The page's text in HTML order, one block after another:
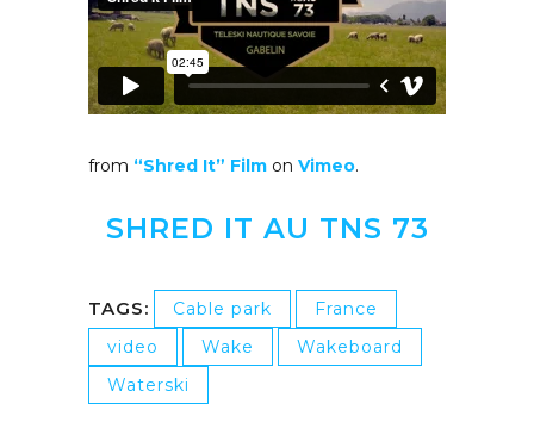
from “Shred It” Film on Vimeo.
SHRED IT AU TNS 73
TAGS: Cable park
France
video
Wake
Wakeboard
Waterski